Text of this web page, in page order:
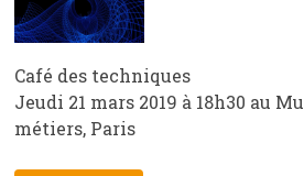
Café des techniques
Jeudi 21 mars 2019 à 18h30 au
métiers, Paris